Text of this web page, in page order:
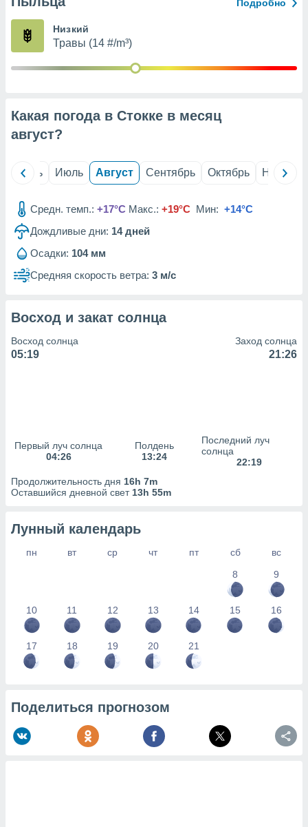
из
рекламы
сведения
Подробно
Низкий
Травы (14 #/m³)
Какая погода в Стокке в месяц
август?
Июнь Июль Август Сентябрь Октябрь Ноябрь
Средн. темп.: +17°C Макс.: +19°C Мин: +14°C
Дождливые дни: 14дней
Осадки: 104 мм
Средняя скорость ветра: 3 м/с
Восход и закат солнца
Восход солнца
05:19
Заход солнца
21:26
Первый луч солнца
04:26
Полдень
13:24
Последний луч
солнца
22:19
Продолжительность дня 16h 7m
Оставшийся дневной свет 13h 55m
Лунный календарь
пн вт ср чт пт сб
вс
8
9
10 11 12 13 14 15 16
17 18 19 20 21
Поделиться прогнозом